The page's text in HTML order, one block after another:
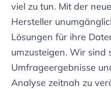
viel zu tun. Mit der
Hersteller
Lösungen für ihre
umzusteigen. Wir sind
Umfrageergebnisse
Analyse zeitnah zu